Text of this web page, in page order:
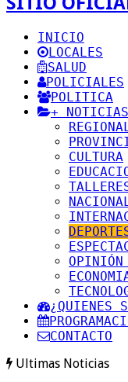
INICIO
LOCALES
SALUD
POLICIALES
POLITICA
+ NOTICIAS
CULTURA
¿QUIENES
CONTACTO
Ultimas Noticias